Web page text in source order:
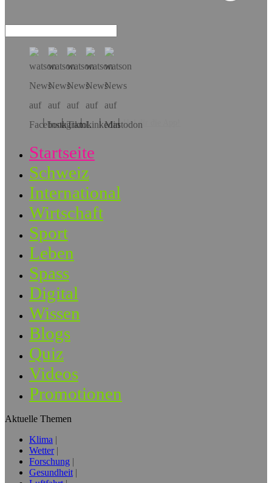
Hol dir die App!
Startseite
Schweiz
International
Wirtschaft
Sport
Leben
Spass
Digital
Wissen
Blogs
Quiz
Videos
Promotionen
Aktuelle Themen
Klima
Wetter
Forschung
Gesundheit